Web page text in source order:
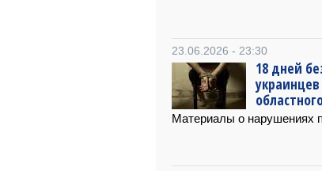
23.06.2026 - 23:30
18 дней
Материалы о нарушениях